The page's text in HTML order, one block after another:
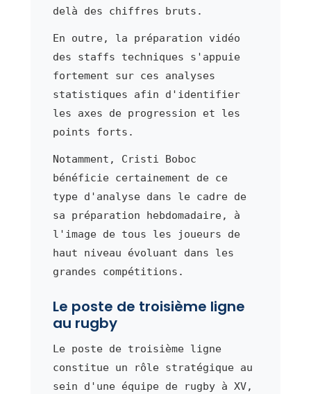
delà des chiffres bruts.
En outre, la préparation vidéo
des staffs techniques s'appuie
fortement sur ces analyses
statistiques afin d'identifier
les axes de progression et les
points forts.
Notamment, Cristi Boboc
bénéficie certainement de ce
type d'analyse dans le cadre de
sa préparation hebdomadaire, à
l'image de tous les joueurs de
haut niveau évoluant dans les
grandes compétitions.
Le poste de troisième ligne
au rugby
Le poste de troisième ligne
constitue un rôle stratégique au
sein d'une équipe de rugby à XV,